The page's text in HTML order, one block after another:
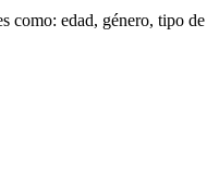
como: edad, género, tipo